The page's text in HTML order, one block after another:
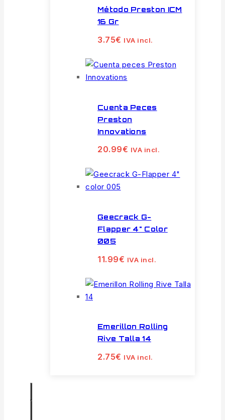
Método Preston ICM
16 Gr
3.75€ IVA incl.
Cuenta Peces
Preston
Innovations
20.99€ IVA incl.
Geecrack G-
Flapper 4" Color
005
11.99€ IVA incl.
Emerillon Rolling
Rive Talla 14
2.75€ IVA incl.